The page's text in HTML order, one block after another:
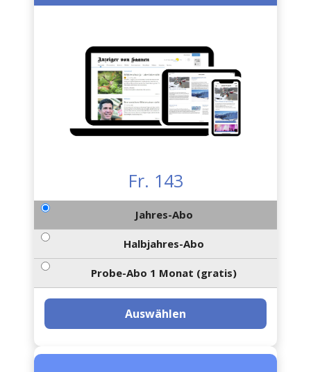
Fr. 143
Jahres-Abo
Halbjahres-Abo
Probe-Abo 1 Monat (gratis)
Auswählen